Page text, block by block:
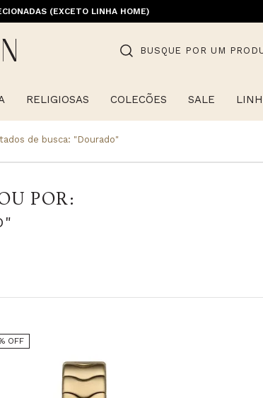
(EXCETO LINHA HOME)
BUSQUE POR UM
RELIGIOSAS COLECÕES SALE
de busca: "dourado"
POR:
OFF